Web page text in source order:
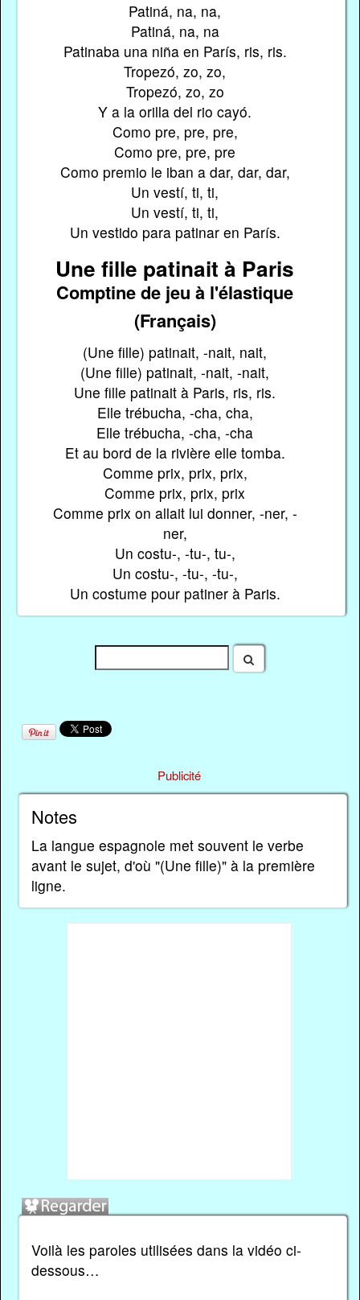
Patiná, na, na,
Patiná, na, na
Patinaba una niña en París, ris, ris.
Tropezó, zo, zo,
Tropezó, zo, zo
Y a la orilla del rio cayó.
Como pre, pre, pre,
Como pre, pre, pre
Como premio le iban a dar, dar, dar,
Un vestí, ti, ti,
Un vestí, ti, ti,
Un vestido para patinar en París.
Une fille patinait à Paris
Comptine de jeu à l'élastique
(Français)
(Une fille) patinait, -nait, nait,
(Une fille) patinait, -nait, -nait,
Une fille patinait à Paris, ris, ris.
Elle trébucha, -cha, cha,
Elle trébucha, -cha, -cha
Et au bord de la rivière elle tomba.
Comme prix, prix, prix,
Comme prix, prix, prix
Comme prix on allait lui donner, -ner, -
ner,
Un costu-, -tu-, tu-,
Un costu-, -tu-, -tu-,
Un costume pour patiner à Paris.
Publicité
Notes
La langue espagnole met souvent le verbe
avant le sujet, d'où "(Une fille)" à la première
ligne.
Voilà les paroles utilisées dans la vidéo ci-
dessous…